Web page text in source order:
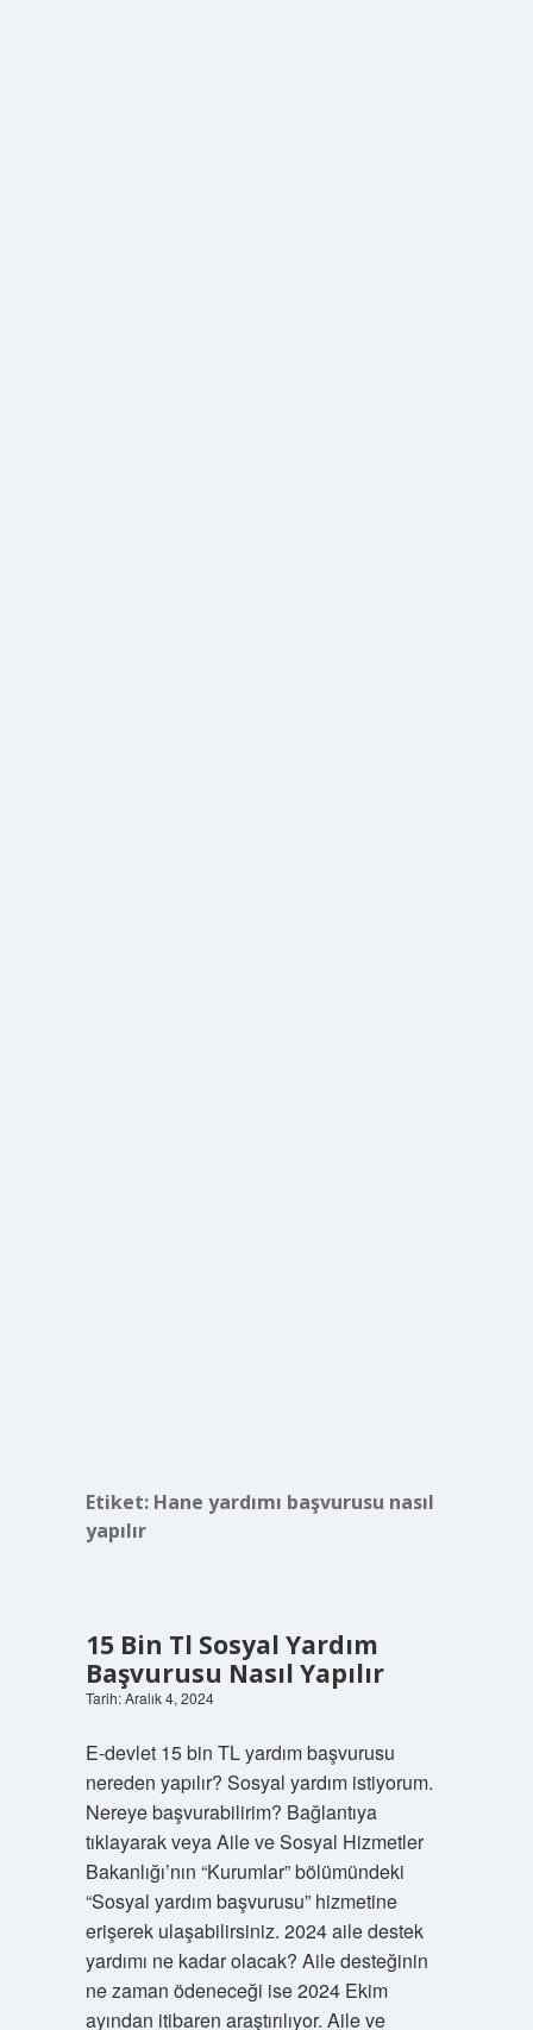
Etiket: Hane yardımı başvurusu nasıl
yapılır
15 Bin Tl Sosyal Yardım
Başvurusu Nasıl Yapılır
Tarih: Aralık 4, 2024
E-devlet 15 bin TL yardım başvurusu
nereden yapılır? Sosyal yardım istiyorum.
Nereye başvurabilirim? Bağlantıya
tıklayarak veya Aile ve Sosyal Hizmetler
Bakanlığı’nın “Kurumlar” bölümündeki
“Sosyal yardım başvurusu” hizmetine
erişerek ulaşabilirsiniz. 2024 aile destek
yardımı ne kadar olacak? Aile desteğinin
ne zaman ödeneceği ise 2024 Ekim
ayından itibaren araştırılıyor. Aile ve